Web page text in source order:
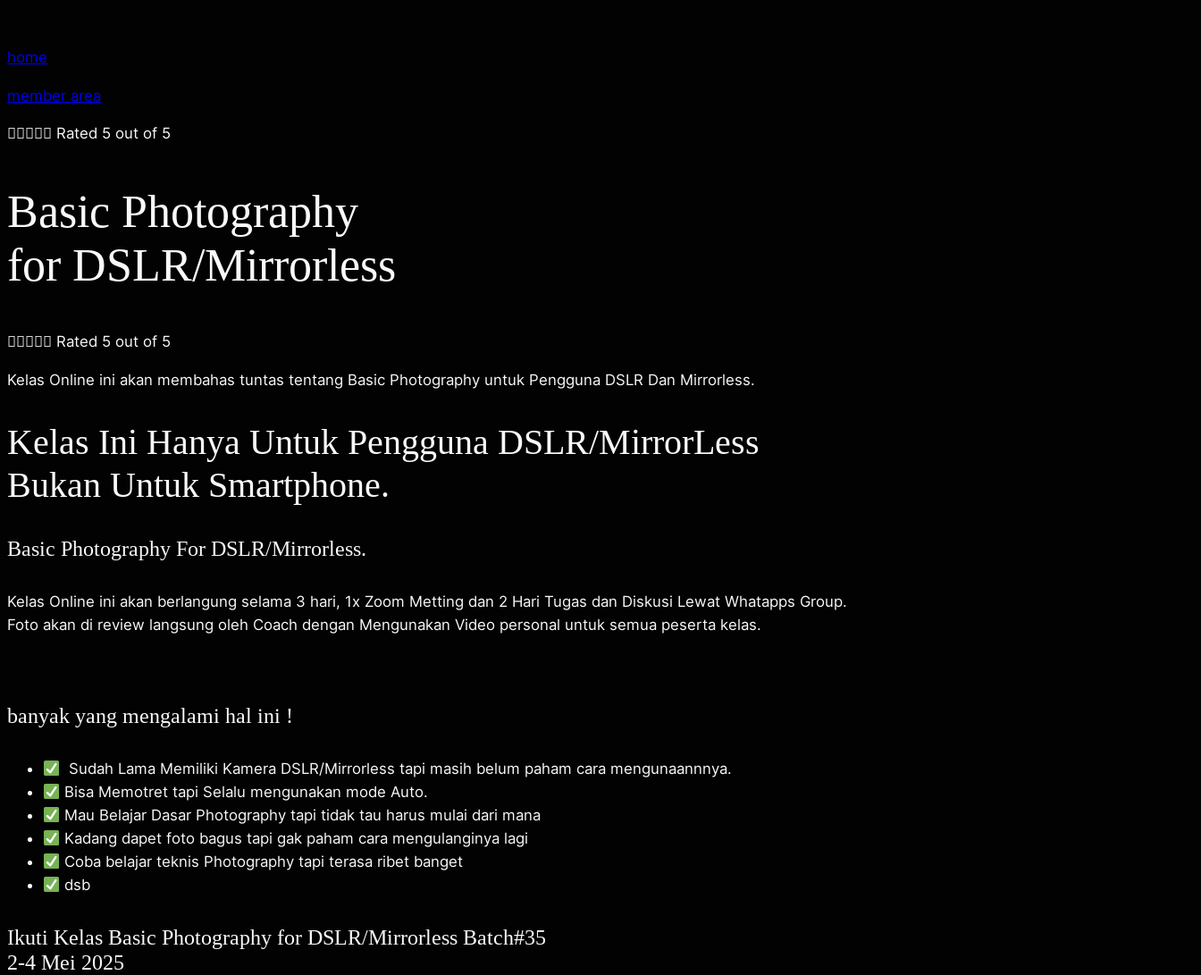
home
member area
 Rated 5 out of 5
Basic Photography
for DSLR/Mirrorless
 Rated 5 out of 5
Kelas Online ini akan membahas tuntas tentang Basic Photography untuk Pengguna DSLR Dan Mirrorless.
Kelas Ini Hanya Untuk Pengguna DSLR/MirrorLess
Bukan Untuk Smartphone.
Basic Photography For DSLR/Mirrorless.
Kelas Online ini akan berlangung selama 3 hari, 1x Zoom Metting dan 2 Hari Tugas dan Diskusi Lewat Whatapps Group.
Foto akan di review langsung oleh Coach dengan Mengunakan Video personal untuk semua peserta kelas.
banyak yang mengalami hal ini !
Sudah Lama Memiliki Kamera DSLR/Mirrorless tapi masih belum paham cara mengunaannnya.
Bisa Memotret tapi Selalu mengunakan mode Auto.
Mau Belajar Dasar Photography tapi tidak tau harus mulai dari mana
Kadang dapet foto bagus tapi gak paham cara mengulanginya lagi
Coba belajar teknis Photography tapi terasa ribet banget
dsb
Ikuti Kelas Basic Photography for DSLR/Mirrorless Batch#35
2-4 Mei 2025